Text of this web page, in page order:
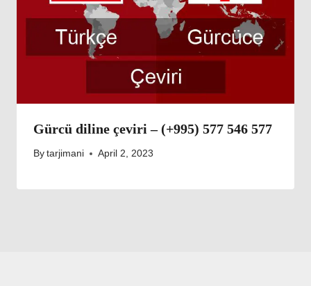
Gürcü diline çeviri – (+995) 577 546 577
By tarjimani April 2, 2023